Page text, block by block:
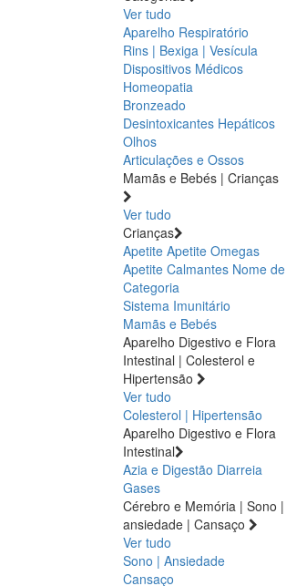
Ver tudo
Aparelho Respiratório
Rins | Bexiga | Vesícula
Dispositivos Médicos
Homeopatia
Bronzeado
Desintoxicantes Hepáticos
Olhos
Articulações e Ossos
Mamãs e Bebés | Crianças
Ver tudo
Crianças
Apetite Apetite Omegas
Apetite Calmantes Nome de
Categoria
Sistema Imunitário
Mamãs e Bebés
Aparelho Digestivo e Flora
Intestinal | Colesterol e
Hipertensão
Ver tudo
Colesterol | Hipertensão
Aparelho Digestivo e Flora
Intestinal
Azia e Digestão Diarreia
Gases
Cérebro e Memória | Sono |
ansiedade | Cansaço
Ver tudo
Sono | Ansiedade
Cansaço